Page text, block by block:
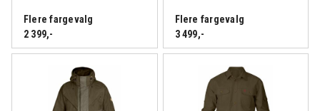
Flere fargevalg
2 399,-
Flere fargevalg
3 499,-